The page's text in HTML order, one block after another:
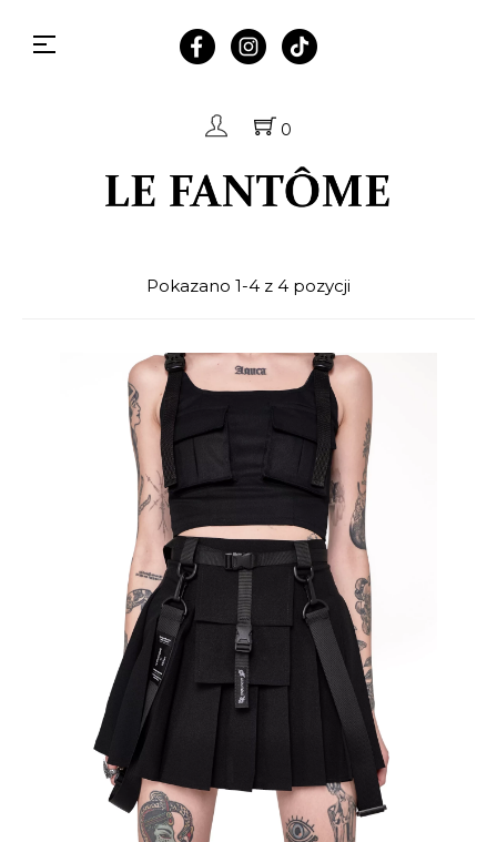
0
Toggle
navigation
☰
Pokazano 1-4 z 4 pozycji